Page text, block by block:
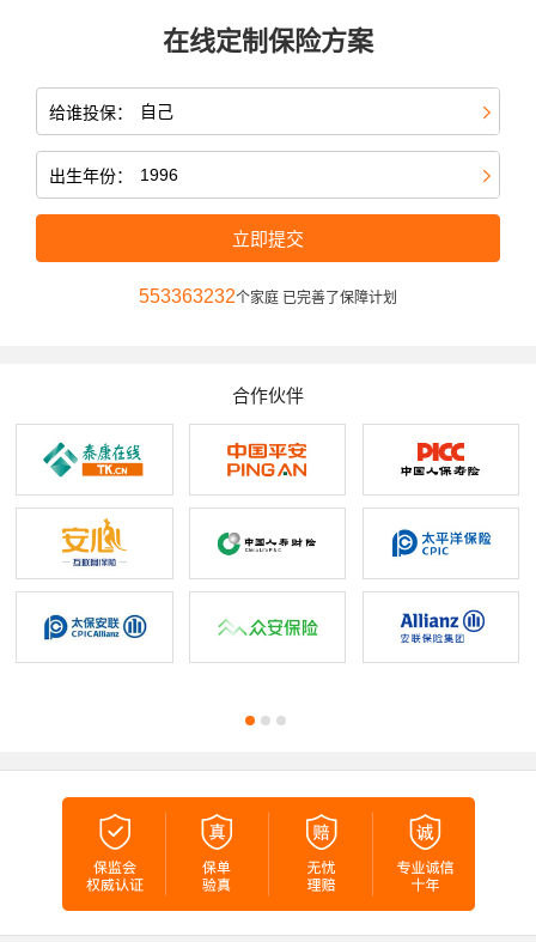
在线定制保险方案
给谁投保：
出生年份：
立即提交
553363232个家庭 已完善了保障计划
合作伙伴